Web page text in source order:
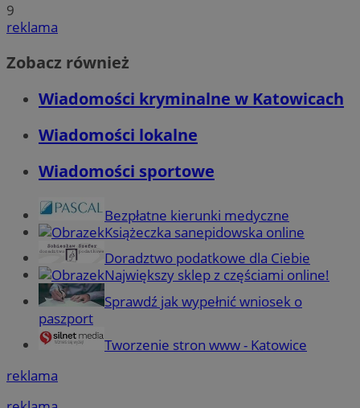
9
reklama
Zobacz również
Wiadomości kryminalne w Katowicach
Wiadomości lokalne
Wiadomości sportowe
Bezpłatne kierunki medyczne
Książeczka sanepidowska online
Doradztwo podatkowe dla Ciebie
Największy sklep z częściami online!
Sprawdź jak wypełnić wniosek o
paszport
Tworzenie stron www - Katowice
reklama